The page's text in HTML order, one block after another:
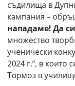
съдилища в
кампания –
нападаме! Да
множество
ученически
2024 г.“, в които
Тормоз в